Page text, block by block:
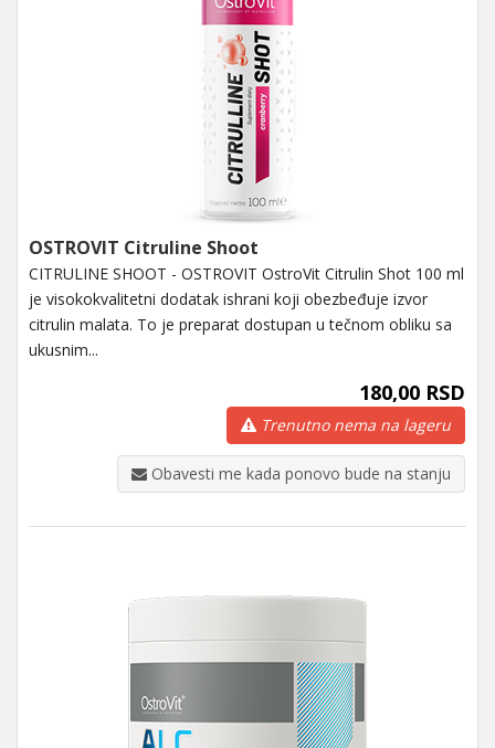
OSTROVIT Citruline Shoot
CITRULINE SHOOT - OSTROVIT OstroVit Citrulin Shot 100 ml
je visokokvalitetni dodatak ishrani koji obezbeđuje izvor
citrulin malata. To je preparat dostupan u tečnom obliku sa
ukusnim...
180,00 RSD
Trenutno nema na lageru
Obavesti me kada ponovo bude na stanju